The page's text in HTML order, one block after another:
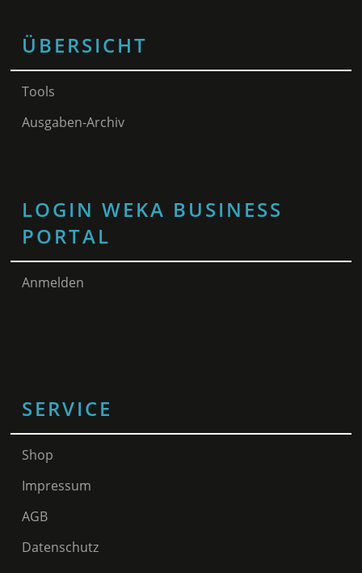
ÜBERSICHT
Tools
Ausgaben-Archiv
LOGIN WEKA BUSINESS
PORTAL
Anmelden
SERVICE
Shop
Impressum
AGB
Datenschutz